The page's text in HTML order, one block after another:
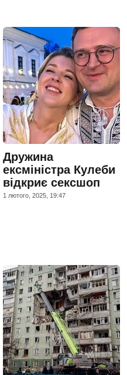
Дружина
ексміністра Кулеби
відкриє сексшоп
1 лютого, 2025, 19:47